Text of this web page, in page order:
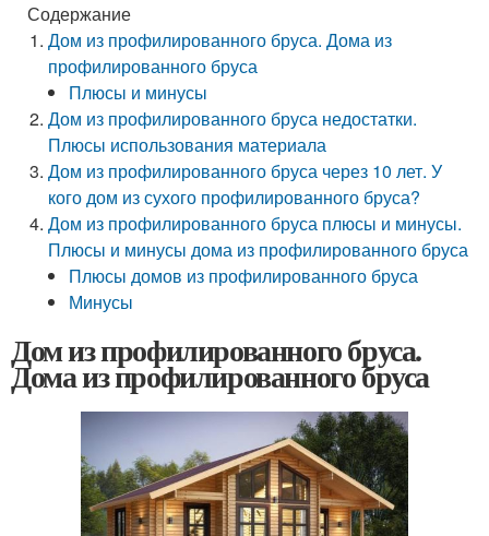
Содержание
Дом из профилированного бруса. Дома из
профилированного бруса
Плюсы и минусы
Дом из профилированного бруса недостатки.
Плюсы использования материала
Дом из профилированного бруса через 10 лет. У
кого дом из сухого профилированного бруса?
Дом из профилированного бруса плюсы и минусы.
Плюсы и минусы дома из профилированного бруса
Плюсы домов из профилированного бруса
Минусы
Дом из профилированного бруса.
Дома из профилированного бруса